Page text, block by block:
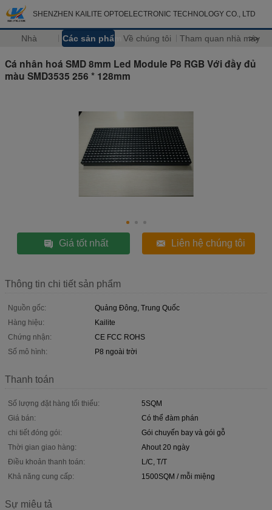
SHENZHEN KAILITE OPTOELECTRONIC TECHNOLOGY CO., LTD
Nhà Các sản phẩm Về chúng tôi Tham quan nhà máy
>>
Cá nhân hoá SMD 8mm Led Module P8 RGB Với đầy đủ
màu SMD3535 256 * 128mm
Giá tốt nhất Liên hệ chúng tôi
Thông tin chi tiết sản phẩm
Nguồn gốc:
Quảng Đông, Trung Quốc
Hàng hiệu:
Kailite
Chứng nhận:
CE FCC ROHS
Số mô hình:
P8 ngoài trời
Thanh toán
Số lượng đặt hàng tối thiểu:
5SQM
Giá bán:
Có thể đàm phán
chi tiết đóng gói:
Gói chuyến bay và gói gỗ
Thời gian giao hàng:
Ahout 20 ngày
Điều khoản thanh toán:
L/C, T/T
Khả năng cung cấp:
1500SQM / mỗi miệng
Sự miêu tả